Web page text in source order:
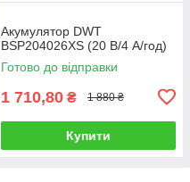
Акумулятор DWT
BSP204026XS (20 В/4 А/год)
Готово до відправки
1 710,80 ₴ 1 880 ₴
Купити